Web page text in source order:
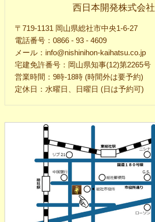
西日本開発株式会社
〒719-1131 岡山県総社市中央1-6-27
電話番号：0866 - 93 - 4609
メール：info@nishinihon-kaihatsu.co.jp
宅建免許番号：岡山県知事(12)第2265号
営業時間：9時-18時 (時間外は要予約)
定休日：水曜日、日曜日 (日は予約可)